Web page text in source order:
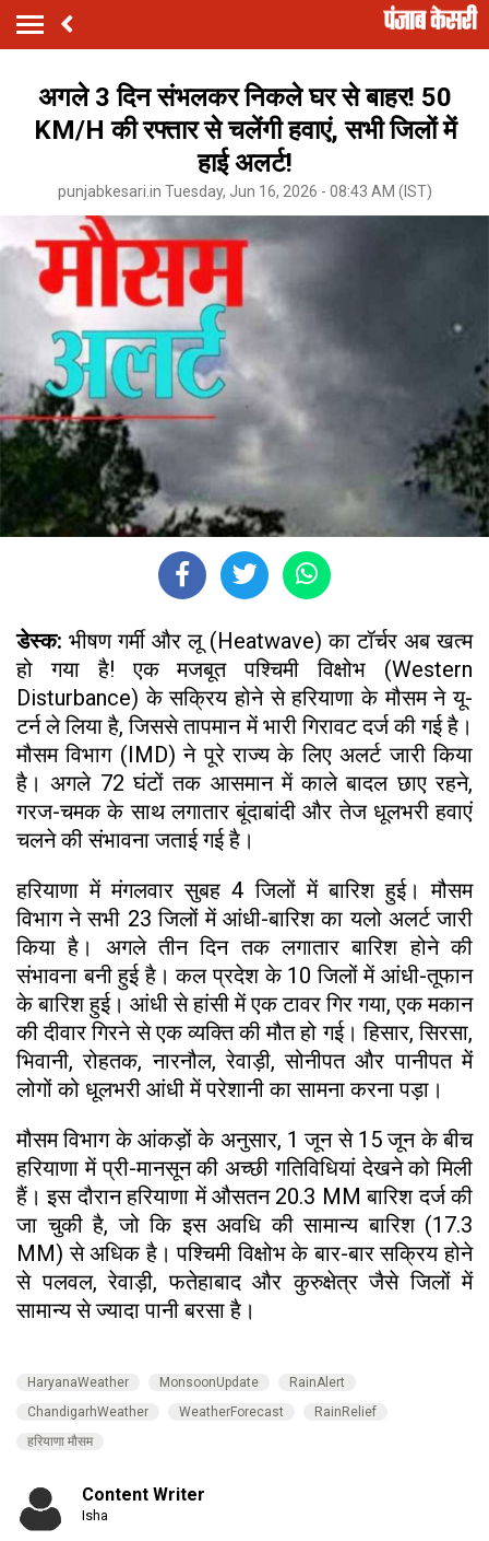
अगले 3 दिन संभलकर निकले घर से बाहर! 50
KM/H की रफ्तार से चलेंगी हवाएं, सभी जिलों में
हाई अलर्ट!
punjabkesari.in Tuesday, Jun 16, 2026 - 08:43 AM (IST)
डेस्क:भीषण गर्मी और लू (Heatwave) का टॉर्चर अब खत्म
हो गया है! एक मजबूत पश्चिमी विक्षोभ (Western
Disturbance) के सक्रिय होने से हरियाणा के मौसम ने यू-
टर्न ले लिया है, जिससे तापमान में भारी गिरावट दर्ज की गई है।
मौसम विभाग (IMD) ने पूरे राज्य के लिए अलर्ट जारी किया
है। अगले 72 घंटों तक आसमान में काले बादल छाए रहने,
गरज-चमक के साथ लगातार बूंदाबांदी और तेज धूलभरी हवाएं
चलने की संभावना जताई गई है।
हरियाणा में मंगलवार सुबह 4 जिलों में बारिश हुई। मौसम
विभाग ने सभी 23 जिलों में आंधी-बारिश का यलो अलर्ट जारी
किया है। अगले तीन दिन तक लगातार बारिश होने की
संभावना बनी हुई है। कल प्रदेश के 10 जिलों में आंधी-तूफान
के बारिश हुई। आंधी से हांसी में एक टावर गिर गया, एक मकान
की दीवार गिरने से एक व्यक्ति की मौत हो गई। हिसार, सिरसा,
भिवानी, रोहतक, नारनौल, रेवाड़ी, सोनीपत और पानीपत में
लोगों को धूलभरी आंधी में परेशानी का सामना करना पड़ा।
मौसम विभाग के आंकड़ों के अनुसार, 1 जून से 15 जून के बीच
हरियाणा में प्री-मानसून की अच्छी गतिविधियां देखने को मिली
हैं। इस दौरान हरियाणा में औसतन 20.3 MM बारिश दर्ज की
जा चुकी है, जो कि इस अवधि की सामान्य बारिश (17.3
MM) से अधिक है। पश्चिमी विक्षोभ के बार-बार सक्रिय होने
से पलवल, रेवाड़ी, फतेहाबाद और कुरुक्षेत्र जैसे जिलों में
सामान्य से ज्यादा पानी बरसा है।
HaryanaWeather MonsoonUpdate
RainAlert
ChandigarhWeather
WeatherForecast
RainRelief
हरियाणा मौसम
Content Writer
Isha